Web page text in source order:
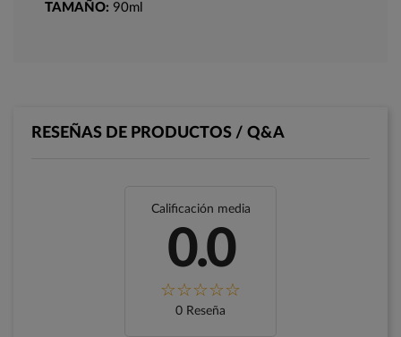
TAMAÑO: 90ml
RESEÑAS DE PRODUCTOS / Q&A
Calificación media
0.0
0 Reseña